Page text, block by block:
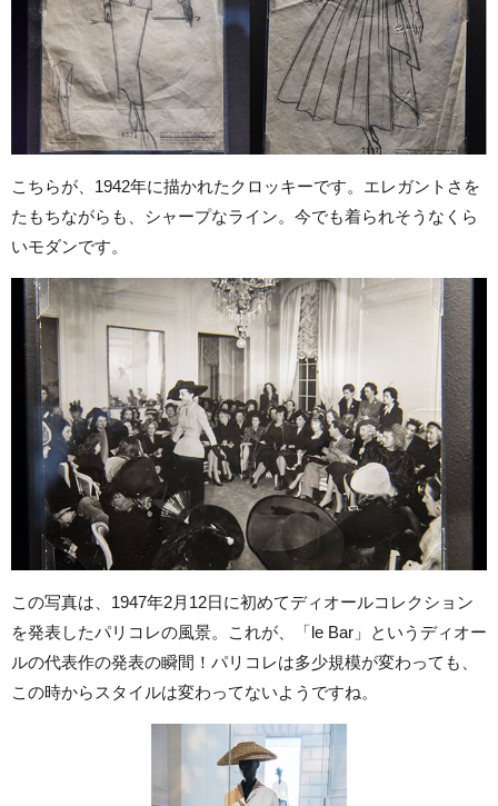
こちらが、1942年に描かれたクロッキーです。エレガントさを
たもちながらも、シャープなライン。今でも着られそうなくら
いモダンです。
この写真は、1947年2月12日に初めてディオールコレクション
を発表したパリコレの風景。これが、「le Bar」というディオー
ルの代表作の発表の瞬間！パリコレは多少規模が変わっても、
この時からスタイルは変わってないようですね。